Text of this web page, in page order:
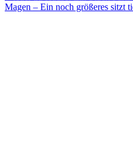
Magen – Ein noch größeres sitzt